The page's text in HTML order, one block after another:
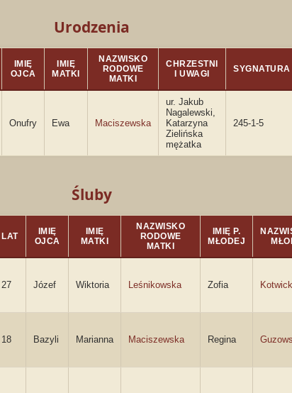
Urodzenia
IMIĘ
OJCA
IMIĘ
MATKI
NAZWISKO
RODOWE
MATKI
CHRZESTNI
I UWAGI
SYGNATURA
Onufry Ewa Maciszewska
ur. Jakub
Nagalewski,
Katarzyna
Zielińska
mężatka
245-1-5
Śluby
LAT
IMIĘ
OJCA
IMIĘ
MATKI
NAZWISKO
RODOWE
MATKI
IMIĘ P.
MŁODEJ
27 Józef Wiktoria Leśnikowska Zofia
18 Bazyli Marianna Maciszewska Regina